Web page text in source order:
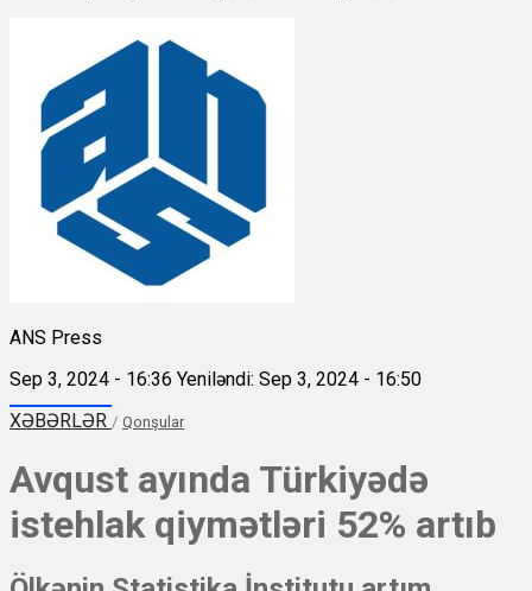
ANS Press
Sep 3, 2024 - 16:36 Yeniləndi: Sep 3, 2024 - 16:50
XƏBƏRLƏR / Qonşular
Avqust ayında Türkiyədə
istehlak qiymətləri 52% artıb